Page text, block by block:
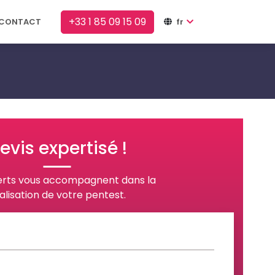
+33 1 85 09 15 09 fr
expertisé !
vous accompagnent dans la
de votre pentest.